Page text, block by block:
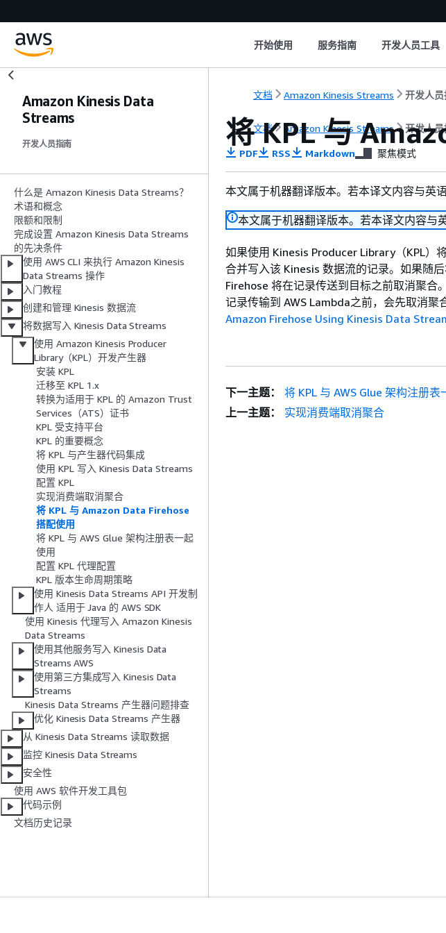
开始使用 服务指南 开发人员工具
Amazon Kinesis Data
Streams
开发人员指南
什么是 Amazon Kinesis Data Streams？
术语和概念
限额和限制
完成设置 Amazon Kinesis Data Streams
的先决条件
使用 AWS CLI 来执行 Amazon Kinesis
Data Streams 操作
入门教程
创建和管理 Kinesis 数据流
将数据写入 Kinesis Data Streams
使用 Amazon Kinesis Producer
Library（KPL）开发产生器
安装 KPL
迁移至 KPL 1.x
转换为适用于 KPL 的 Amazon Trust
Services（ATS）证书
KPL 受支持平台
KPL 的重要概念
将 KPL 与产生器代码集成
使用 KPL 写入 Kinesis Data Streams
配置 KPL
实现消费端取消聚合
将 KPL 与 Amazon Data Firehose
搭配使用
将 KPL 与 AWS Glue 架构注册表一起
使用
配置 KPL 代理配置
KPL 版本生命周期策略
使用 Kinesis Data Streams API 开发制
作人 适用于 Java 的 AWS SDK
使用 Kinesis 代理写入 Amazon Kinesis
Data Streams
使用其他服务写入 Kinesis Data
Streams AWS
使用第三方集成写入 Kinesis Data
Streams
Kinesis Data Streams 产生器问题排查
优化 Kinesis Data Streams 产生器
从 Kinesis Data Streams 读取数据
监控 Kinesis Data Streams
安全性
使用 AWS 软件开发工具包
代码示例
文档历史记录
文档 Amazon Kinesis Streams 开发人
文档 Amazon Kinesis Streams 开发人
将 KPL 与
PDF RSS Markdown 聚焦模式
本文属于机器翻译版本。若本译文内容与英
本文属于机器翻译版本。若本译文内容与
如果使用 Kinesis Producer Library（KPL）
合并写入该 Kinesis 数据流的记录。如果随
Firehose 将在记录传送到目标之前取消聚合
记录传输到 AWS Lambda之前，会先取消聚
Amazon Firehose Using Kinesis Data
下一主题：
将 KPL 与 AWS Glue 架构注册表
上一主题：
实现消费端取消聚合